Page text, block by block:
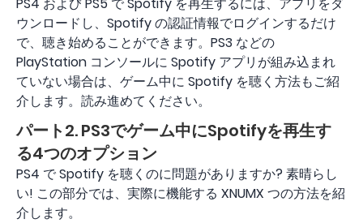
ウンロードし、Spotify の認証情報でログインするだけ
で、聴き始めることができます。PS3 などの
PlayStation コンソールに Spotify アプリが組み込まれ
ていない場合は、ゲーム中に Spotify を聴く方法もご紹
介します。読み進めてください。
パート2. PS3でゲーム中にSpotifyを再生す
る4つのオプション
PS4 で Spotify を聴くのに問題がありますか? 素晴らし
い! この部分では、実際に機能する XNUMX つの方法を紹
介します。